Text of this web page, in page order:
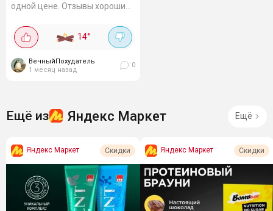
одной цене. Отзывы хорошие,
14°
ВечныйПохудатель
1 месяц назад
0
Ещё из Яндекс Маркет Ещё
Яндекс Маркет Скидки Яндекс Маркет Скидки